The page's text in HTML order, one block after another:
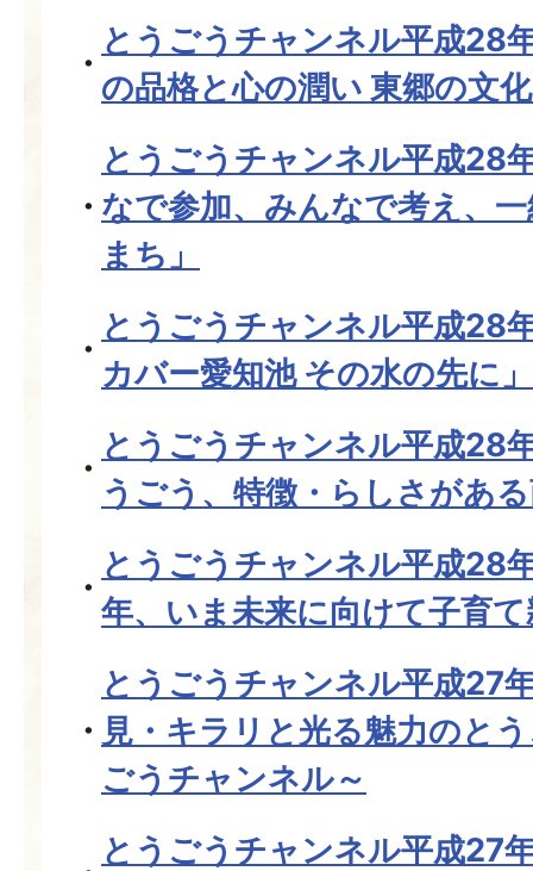
とうごうチャンネル平成28
の品格と心の潤い 東郷の文
とうごうチャンネル平成28
なで参加、みんなで考え、
まち」
とうごうチャンネル平成28
カバー愛知池 その水の先に」
とうごうチャンネル平成28
うごう、特徴・らしさがあ
とうごうチャンネル平成28
年、いま未来に向けて子育
とうごうチャンネル平成27
見・キラリと光る魅力のと
ごうチャンネル～
とうごうチャンネル平成27